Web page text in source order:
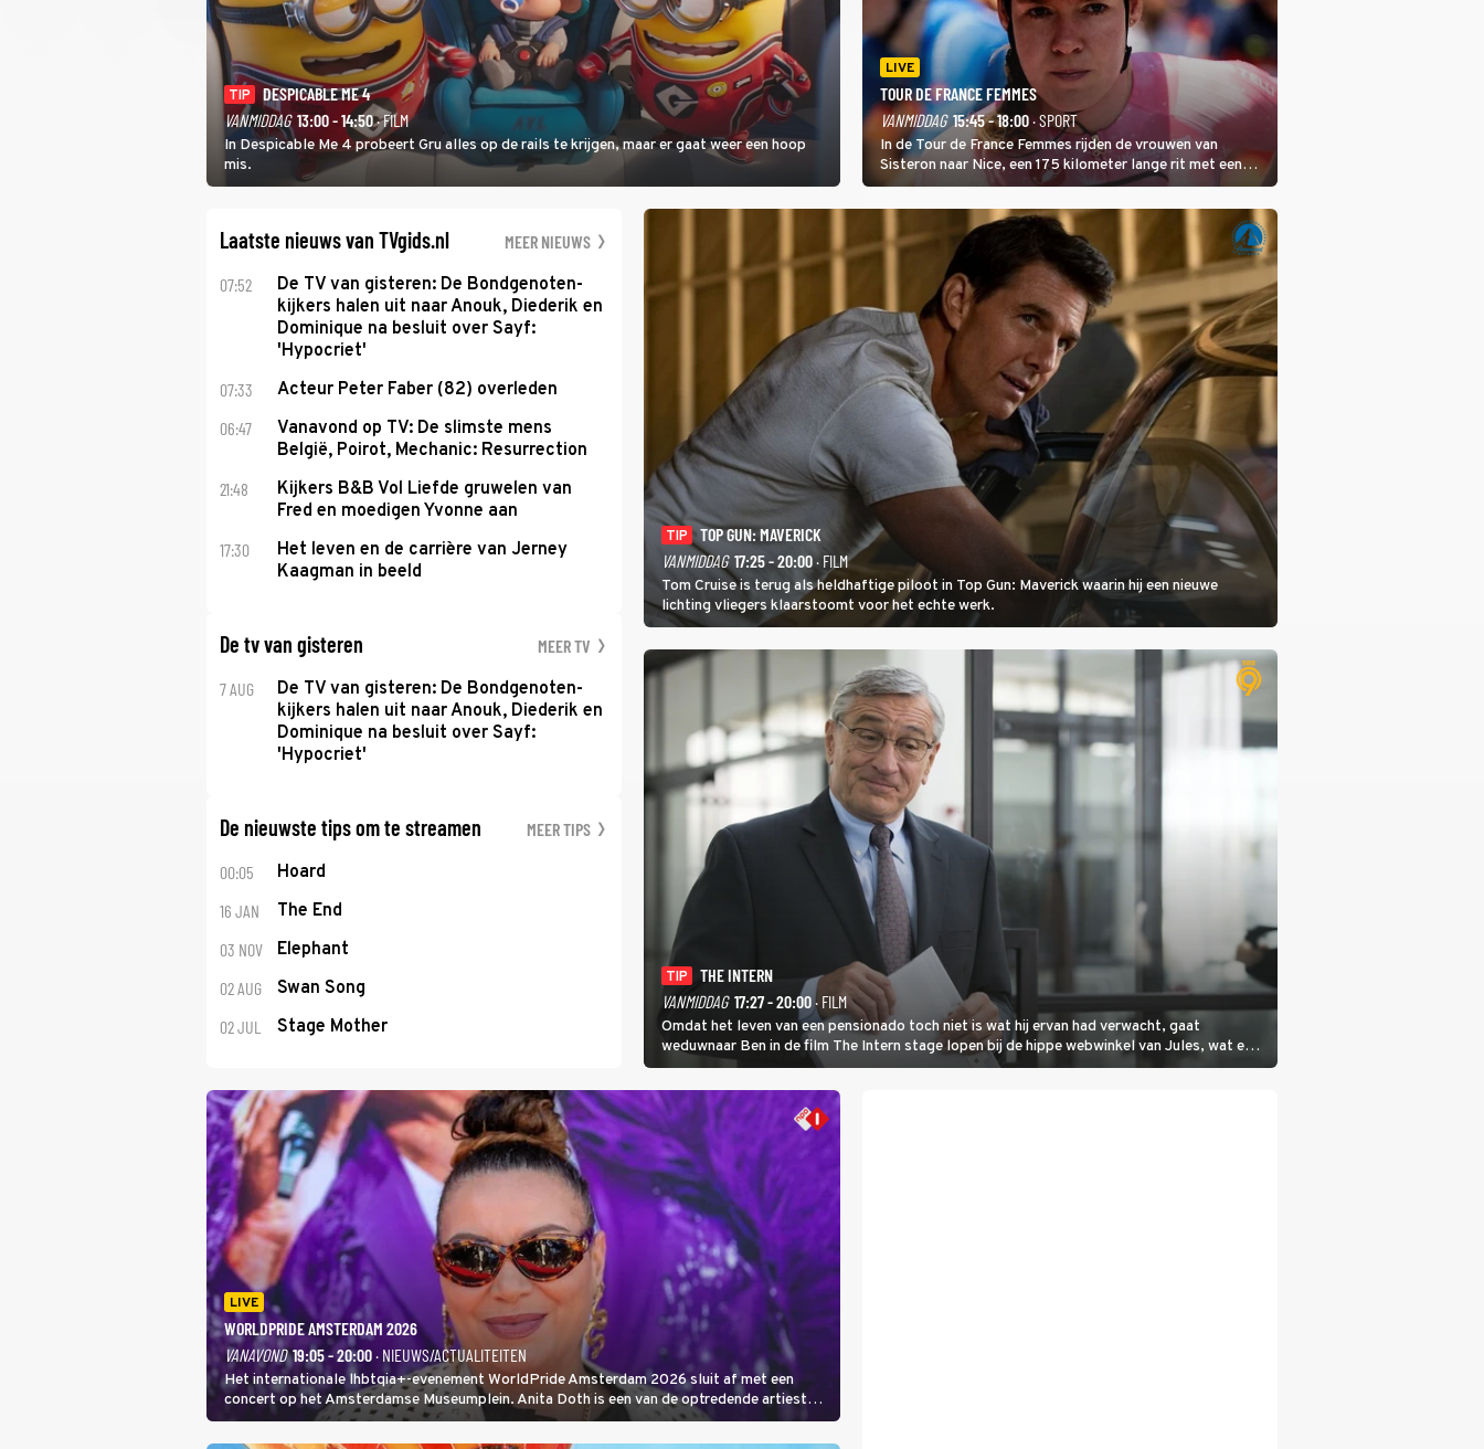
TIP
DESPICABLE ME 4
VANMIDDAG 13:00 - 14:50· FILM
In Despicable Me 4 probeert Gru alles op de rails te krijgen, maar er gaat weer een hoop
mis.
LIVE
TOUR DE FRANCE FEMMES
VANMIDDAG 15:45 - 18:00· SPORT
In de Tour de France Femmes rijden de vrouwen van
Sisteron naar Nice, een 175 kilometer lange rit met een
geleidelijke klim in het midden. Dat is mogelijk niet de
zwaarste hindernis, dat is de temperatuur. Het kan in Nice
namelijk bloedheet worden.
Laatste nieuws van TVgids.nl MEER NIEUWS
07:52
De TV van gisteren: De Bondgenoten-
kijkers halen uit naar Anouk, Diederik en
Dominique na besluit over Sayf:
'Hypocriet'
07:33 Acteur Peter Faber (82) overleden
06:47
Vanavond op TV: De slimste mens
België, Poirot, Mechanic: Resurrection
21:48
Kijkers B&B Vol Liefde gruwelen van
Fred en moedigen Yvonne aan
17:30
Het leven en de carrière van Jerney
Kaagman in beeld
De tv van gisteren MEER TV
7 AUG
De TV van gisteren: De Bondgenoten-
kijkers halen uit naar Anouk, Diederik en
Dominique na besluit over Sayf:
'Hypocriet'
De nieuwste tips om te streamen MEER TIPS
00:05 Hoard
16 JAN The End
03 NOV Elephant
02 AUG Swan Song
02 JUL Stage Mother
TIP
TOP GUN: MAVERICK
VANMIDDAG 17:25 - 20:00· FILM
Tom Cruise is terug als heldhaftige piloot in Top Gun: Maverick waarin hij een nieuwe
lichting vliegers klaarstoomt voor het echte werk.
TIP
THE INTERN
VANMIDDAG 17:27 - 20:00· FILM
Omdat het leven van een pensionado toch niet is wat hij ervan had verwacht, gaat
weduwnaar Ben in de film The Intern stage lopen bij de hippe webwinkel van Jules, wat een
gouden zet blijkt te zijn.
LIVE
WORLDPRIDE AMSTERDAM 2026
VANAVOND 19:05 - 20:00· NIEUWS/ACTUALITEITEN
Het internationale lhbtqia+-evenement WorldPride Amsterdam 2026 sluit af met een
concert op het Amsterdamse Museumplein. Anita Doth is een van de optredende artiesten.
In de jaren 90 veroverde ze de wereld als zangeres van 2Unlimited.